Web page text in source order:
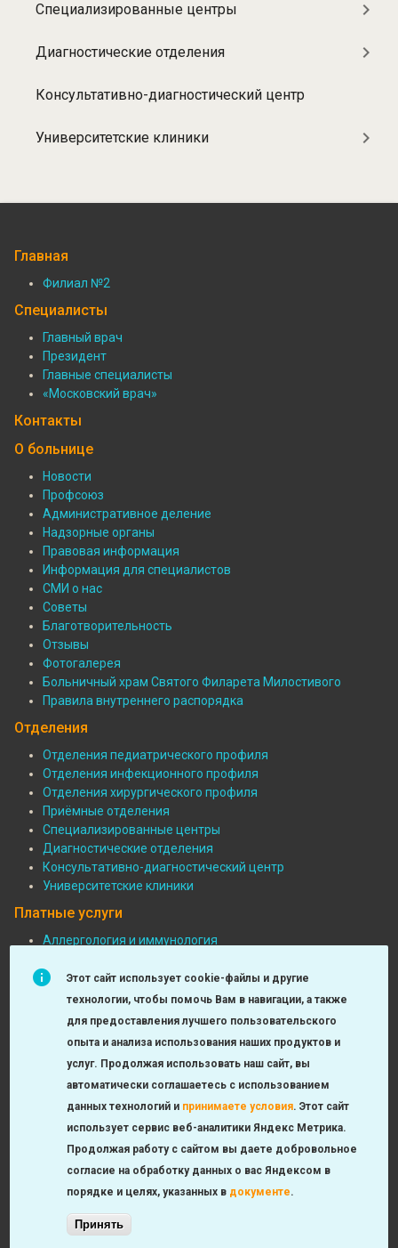
Специализированные центры
Диагностические отделения
Консультативно-диагностический центр
Университетские клиники
Главная
Подвал:
Филиалы
Филиал №2
Специалисты
Подвал:
Специалисты
Главный врач
Президент
Главные специалисты
«Московский врач»
Контакты
О больнице
Подвал:
больнице
Новости
Профсоюз
Административное деление
Надзорные органы
Правовая информация
Информация для специалистов
СМИ о нас
Советы
Благотворительность
Отзывы
Фотогалерея
Больничный храм Святого Филарета Милостивого
Правила внутреннего распорядка
Отделения
Подвал:
Отделения
Отделения педиатрического профиля
Отделения инфекционного профиля
Отделения хирургического профиля
Приёмные отделения
Специализированные центры
Диагностические отделения
Консультативно-диагностический центр
Университетские клиники
Платные услуги
Подвал:
Платные
услуги
Аллергология и иммунология
Функциональная диагностика
Детская хирургия
Лаборатория
Оториноларингология
Check-up
© 2012-2023 ГБУЗ «ДГКБ №9 им. Г. Н. Сперанского ДЗМ»
Этот сайт использует cookie-файлы и другие
технологии, чтобы помочь Вам в навигации, а также
для предоставления лучшего пользовательского
опыта и анализа использования наших продуктов и
услуг. Продолжая использовать наш сайт, вы
автоматически соглашаетесь с использованием
данных технологий и принимаете условия. Этот сайт
использует сервис веб-аналитики Яндекс Метрика.
Продолжая работу с сайтом вы даете добровольное
согласие на обработку данных о вас Яндексом в
порядке и целях, указанных в документе.
Принять